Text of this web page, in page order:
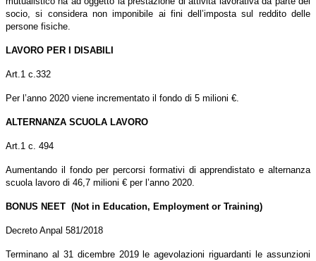
socio, si considera non imponibile ai fini dell’imposta sul reddito delle
persone fisiche.
LAVORO PER I DISABILI
Art.1 c.332
Per l’anno 2020 viene incrementato il fondo di 5 milioni €.
ALTERNANZA SCUOLA LAVORO
Art.1 c. 494
Aumentando il fondo per percorsi formativi di apprendistato e alternanza
scuola lavoro di 46,7 milioni € per l’anno 2020.
BONUS NEET (Not in Education, Employment or Training)
Decreto Anpal 581/2018
Terminano al 31 dicembre 2019 le agevolazioni riguardanti le assunzioni